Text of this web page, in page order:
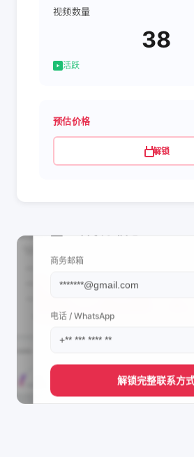
视频数量
38
活跃
预估价格
解锁
商务邮箱
电话 / WhatsApp
解锁完整联系方